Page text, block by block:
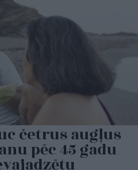
četrus augļus
pēc 45 gadu